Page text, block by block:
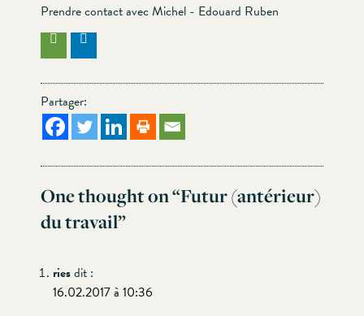
Prendre contact avec Michel - Edouard Ruben
Partager:
One thought on “Futur (antérieur)
du travail”
riesdit :
16.02.2017 à 10:36